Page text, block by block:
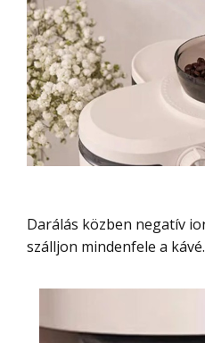
Darálás közben negatív ionokat bocsájt ki, hogy ne
szálljon mindenfele a kávé.